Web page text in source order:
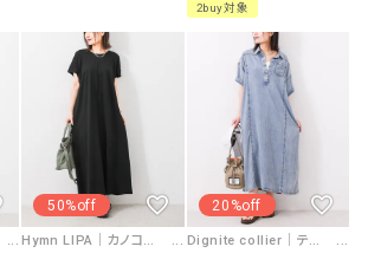
2buy対象
50%off
Hymn LIPA｜カノコフレンチワンピ [[IZK26042]][F]
20%off
Dignite collier｜テンセルワンピース [[80268378]][F]